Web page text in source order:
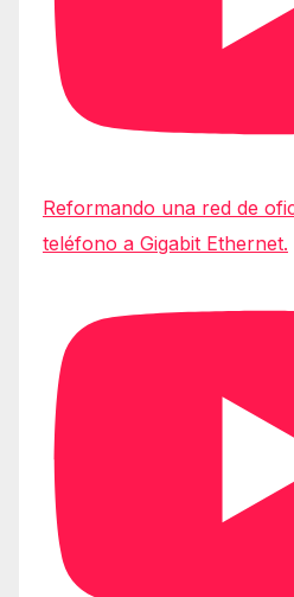
Reformando una red de
teléfono a Gigabit Ethernet.